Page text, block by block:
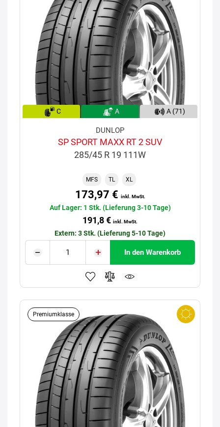
C A A (71)
DUNLOP
SP SPORT MAXX RT 2 SUV
285/45 R 19 111W
MFS TL XL
173,97 € inkl. MwSt.
Auf Lager: 1 Stk. (Lieferung 3-10 Tage)
191,8 € inkl. MwSt.
Extern: 3 Stk. (Lieferung 5-10 Tage)
In den Warenkorb
Premiumklasse